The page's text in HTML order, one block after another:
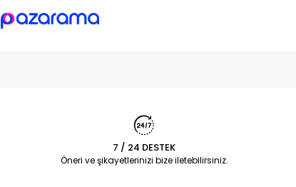
7 / 24 DESTEK
Öneri ve şikayetlerinizi bize iletebilirsiniz.